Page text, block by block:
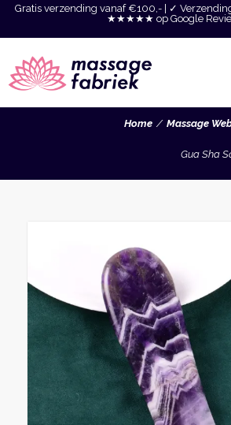
Gratis verzending vanaf €100,- | ✓
★★★★★ op Google
Home Massage
Gua Sha